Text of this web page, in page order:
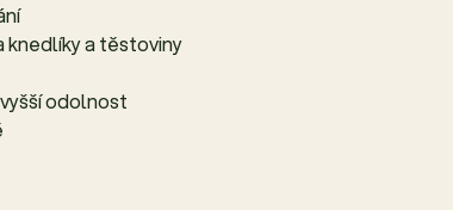
knedlíky a těstoviny
odolnost